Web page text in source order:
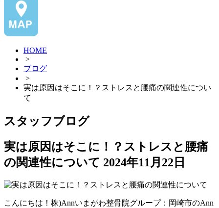
HOME
>
ブログ
>
実は原因はそこに！？ストレスと腰痛の関連性につい
て
スタッフブログ
実は原因はそこに！？ストレスと腰痛
の関連性について 2024年11月22日
こんにちは！株)Annいまがわ整骨院グループ：岡崎市のAnn